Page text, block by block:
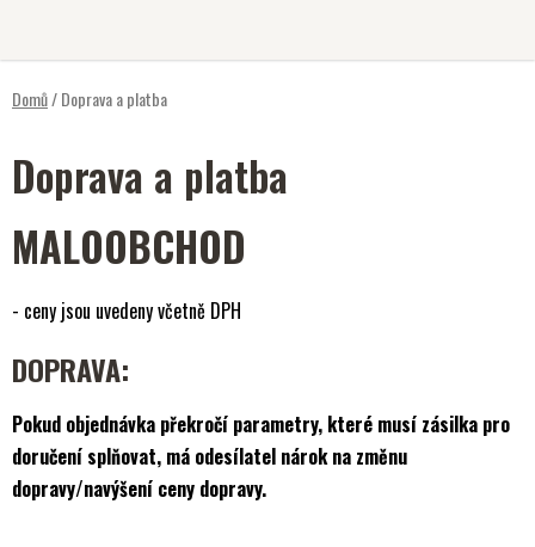
Domů/Doprava a platba
Doprava a platba
MALOOBCHOD
- ceny jsou uvedeny včetně DPH
DOPRAVA:
Pokud objednávka překročí parametry, které musí zásilka pro
doručení splňovat, má odesílatel nárok na změnu
dopravy/navýšení ceny dopravy.